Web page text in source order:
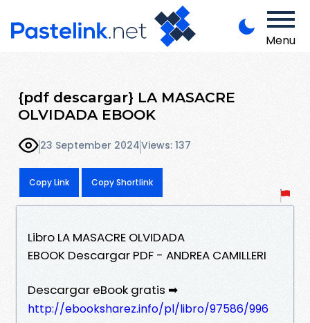
Menu
{pdf descargar} LA MASACRE
OLVIDADA EBOOK
23 September 2024Views: 137
Copy Link Copy Shortlink
Libro LA MASACRE OLVIDADA
EBOOK Descargar PDF - ANDREA CAMILLERI
Descargar eBook gratis ➡
http://ebooksharez.info/pl/libro/97586/996